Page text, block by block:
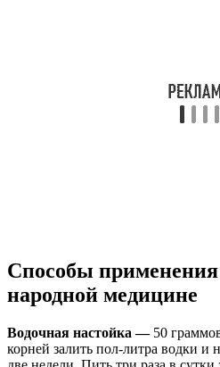
Способы применения
народной медицине
Водочная настойка —50
корней залить пол-литра водки и